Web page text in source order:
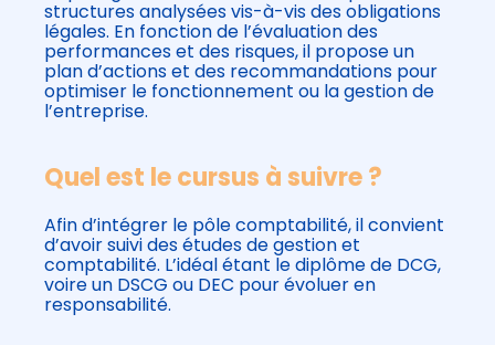
structures analysées vis-à-vis des obligations
légales. En fonction de l’évaluation des
performances et des risques, il propose un
plan d’actions et des recommandations pour
optimiser le fonctionnement ou la gestion de
l’entreprise.
Quel est le cursus à suivre ?
Afin d’intégrer le pôle comptabilité, il convient
d’avoir suivi des études de gestion et
comptabilité. L’idéal étant le diplôme de DCG,
voire un DSCG ou DEC pour évoluer en
responsabilité.